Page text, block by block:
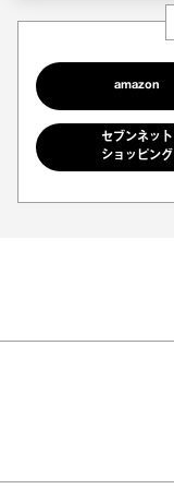
amazon
セブンネット
ショッピング